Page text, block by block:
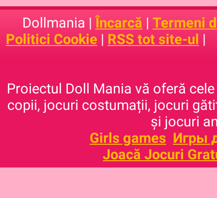
Dollmania |Încarcă | Termeni
Politici Cookie | RSS tot site-ul |
Proiectul Doll Mania vă oferă
copii, jocuri costumații, jocuri
și jocuri
Girls games Игры
Joacă Jocuri